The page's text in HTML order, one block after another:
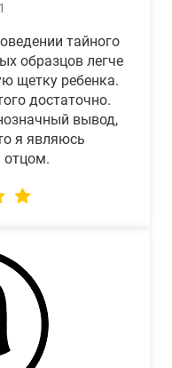
тайного
образцов легче
щетку ребенка.
достаточно.
вывод,
я являюсь
отцом.